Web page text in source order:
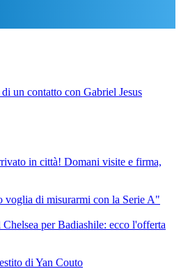
un contatto con Gabriel Jesus
in città! Domani visite e firma,
voglia di misurarmi con la Serie A"
per Badiashile: ecco l'offerta
di Yan Couto